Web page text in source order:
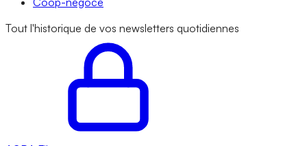
Tout l'historique de vos newsletters quotidiennes